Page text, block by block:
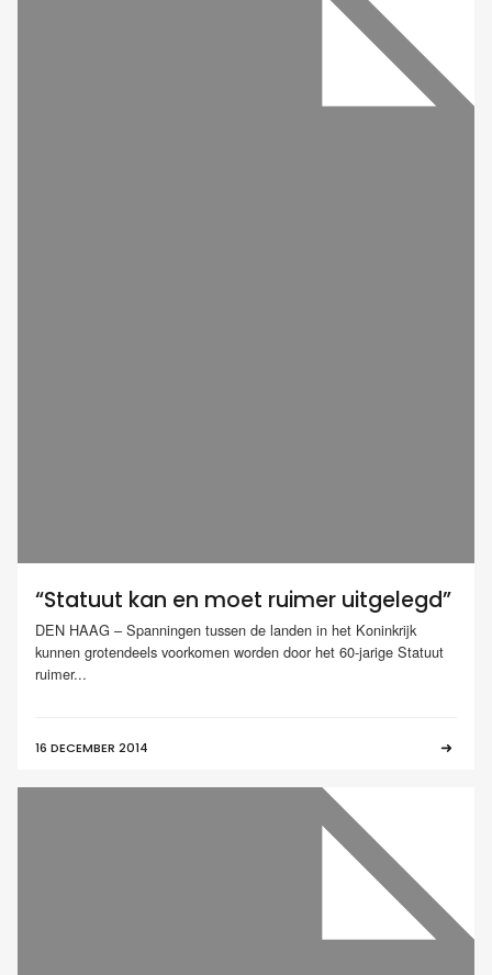
“Statuut kan en moet ruimer uitgelegd”
DEN HAAG – Spanningen tussen de landen in het Koninkrijk
kunnen grotendeels voorkomen worden door het 60-jarige Statuut
ruimer...
16 DECEMBER 2014